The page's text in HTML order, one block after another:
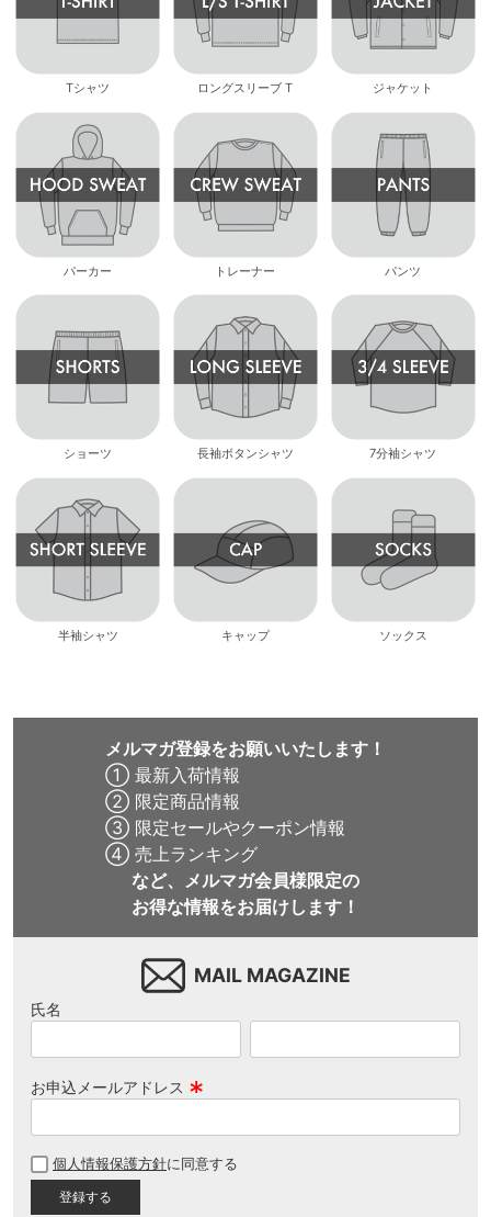
Tシャツ ロングスリーブ T ジャケット
パーカー トレーナー パンツ
ショーツ 長袖ボタンシャツ 7分袖シャツ
半袖シャツ キャップ ソックス
メルマガ登録をお願いいたします！
① 最新入荷情報
② 限定商品情報
③ 限定セールやクーポン情報
④ 売上ランキング
など、メルマガ会員様限定の
お得な情報をお届けします！
MAIL MAGAZINE
氏名
お申込メールアドレス
須
個人情報保護方針に同意する